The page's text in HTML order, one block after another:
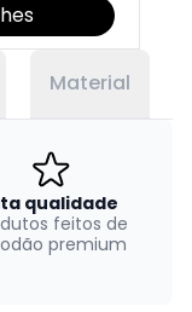
Material
qualidade
feitos de
premium